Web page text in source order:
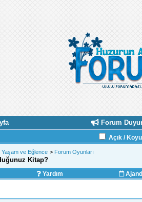
Forum
Açık /
Yaşam ve Eğlence > Forum Oyunları
Kitap?
Yardım